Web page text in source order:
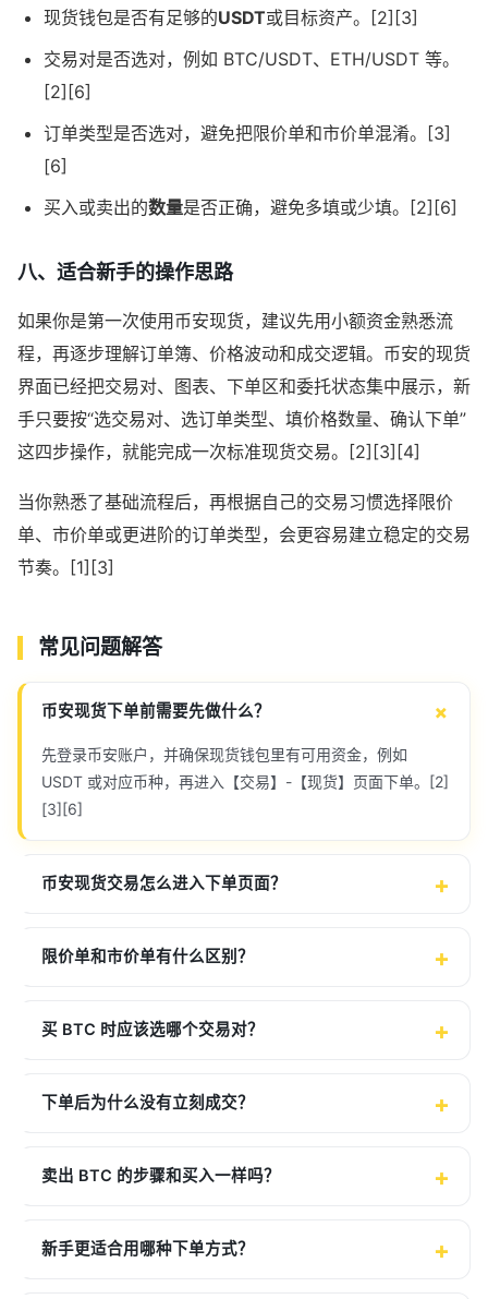
现货钱包是否有足够的USDT或目标资产。[2][3]
交易对是否选对，例如 BTC/USDT、ETH/USDT 等。
[2][6]
订单类型是否选对，避免把限价单和市价单混淆。[3]
[6]
买入或卖出的数量是否正确，避免多填或少填。[2][6]
八、适合新手的操作思路
如果你是第一次使用币安现货，建议先用小额资金熟悉流
程，再逐步理解订单簿、价格波动和成交逻辑。币安的现货
界面已经把交易对、图表、下单区和委托状态集中展示，新
手只要按“选交易对、选订单类型、填价格数量、确认下单”
这四步操作，就能完成一次标准现货交易。[2][3][4]
当你熟悉了基础流程后，再根据自己的交易习惯选择限价
单、市价单或更进阶的订单类型，会更容易建立稳定的交易
节奏。[1][3]
常见问题解答
币安现货下单前需要先做什么？
先登录币安账户，并确保现货钱包里有可用资金，例如
USDT 或对应币种，再进入【交易】-【现货】页面下单。[2]
[3][6]
币安现货交易怎么进入下单页面？
限价单和市价单有什么区别？
买 BTC 时应该选哪个交易对？
下单后为什么没有立刻成交？
卖出 BTC 的步骤和买入一样吗？
新手更适合用哪种下单方式？